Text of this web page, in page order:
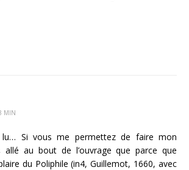
MIN
lu… Si vous me permettez de faire mon
au bout de l’ouvrage que parce que
du Poliphile (in4, Guillemot, 1660, avec